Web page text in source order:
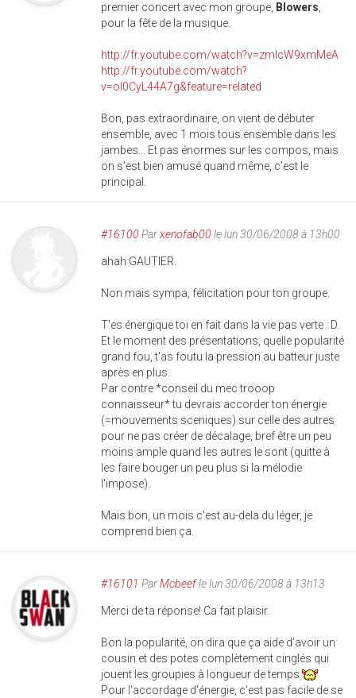
premier concert avec mon groupe, Blowers
pour la fête de la musique.
http://fr.youtube.com/watch?v=zmlcW9xmMeA
http://fr.youtube.com/watch?
v=ol0CyL44A7g&feature=related
Bon, pas extraordinaire, on vient de débuter
ensemble, avec 1 mois tous ensemble dans les
jambes... Et pas énormes sur les compos, mais
on s'est bien amusé quand même, c'est le
principal.
#16100 Parxenofab00 le lun 30/06/2008 à 13h00
ahah GAUTIER.
Non mais sympa, félicitation pour ton groupe.
T'es énergique toi en fait dans la vie pas verte : D.
Et le moment des présentations, quelle popularité
grand fou, t'as foutu la pression au batteur juste
après en plus.
Par contre *conseil du mec trooop
connaisseur* tu devrais accorder ton énergie
(=mouvements sceniques) sur celle des autres
pour ne pas créer de décalage, bref être un peu
moins ample quand les autres le sont (quitte à
les faire bouger un peu plus si la mélodie
l'impose).
Mais bon, un mois c'est au-dela du léger, je
comprend bien ça.
#16101 ParMcbeefle lun 30/06/2008 à 13h13
Merci de ta réponse! Ca fait plaisir.
Bon la popularité, on dira que ça aide d'avoir un
cousin et des potes complètement cinglés qui
jouent les groupies à longueur de temps
Pour l'accordage d'énergie, c'est pas facile de se